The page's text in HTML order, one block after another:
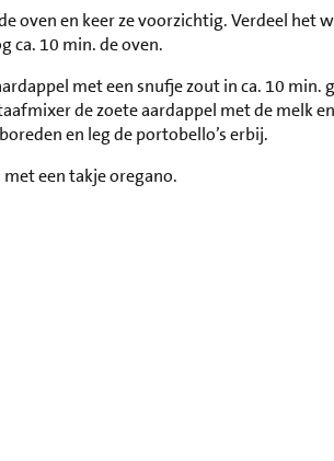
oven en keer ze voorzichtig. Verdeel het
ca. 10 min. de oven.
met een snufje zout in ca. 10 min.
de zoete aardappel met de melk
en leg de portobello’s erbij.
een takje oregano.